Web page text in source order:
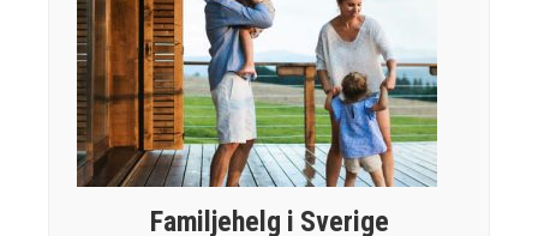
Familjehelg i Sverige